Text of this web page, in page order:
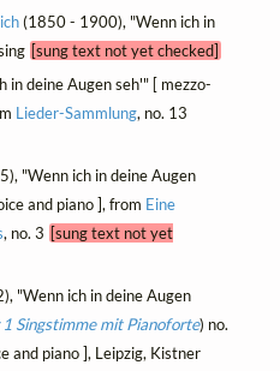
(1850 - 1900), "Wenn ich in
[sung text not yet checked]
in deine Augen seh'" [ mezzo-
Lieder-Sammlung, no. 13
"Wenn ich in deine Augen
and piano ], from Eine
, no. 3 [sung text not yet
"Wenn ich in deine Augen
1 Singstimme mit Pianoforte) no.
and piano ], Leipzig, Kistner